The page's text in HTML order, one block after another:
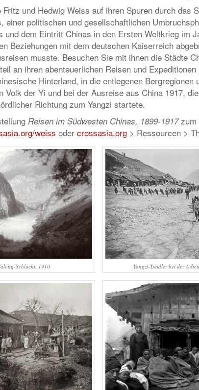
Fritz und Hedwig Weiss auf ihren Spuren durch das
einer politischen und gesellschaftlichen
und dem Eintritt Chinas in den Ersten Weltkrieg im
Beziehungen mit dem deutschen Kaiserreich
musste. Besuchen Sie mit ihnen die Städte
an ihren abenteuerlichen Reisen und
Hinterland, in die entlegenen
Volk der Yi und bei der Ausreise aus China 1917,
Richtung zum Yangzi startete.
Reisen im Südwesten Chinas, 1899-1917zum
weiss oder crossasia.org > Ressourcen >
Schlucht, 1910 Yangzi-Treidler bei der